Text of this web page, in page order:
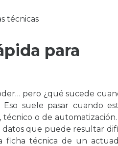
técnicas
para
pero ¿qué sucede
suele pasar cuando
o de automatización.
que puede resultar
ficha técnica de un